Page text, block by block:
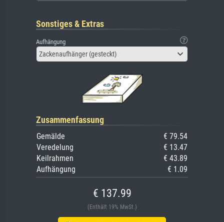
Sonstiges & Extras
Aufhängung
Zackenaufhänger (gesteckt)
Zusammenfassung
Gemälde
€ 79.54
Veredelung
€ 13.47
Keilrahmen
€ 43.89
Aufhängung
€ 1.09
€ 137.99
(Enthält 19% MwSt.)